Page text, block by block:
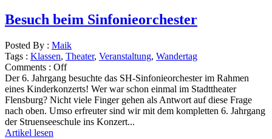
Besuch beim Sinfonieorchester
Posted By : Maik
Tags : Klassen, Theater, Veranstaltung, Wandertag
Comments : Off
Der 6. Jahrgang besuchte das SH-Sinfonieorchester im Rahmen
eines Kinderkonzerts! Wer war schon einmal im Stadttheater
Flensburg? Nicht viele Finger gehen als Antwort auf diese Frage
nach oben. Umso erfreuter sind wir mit dem kompletten 6. Jahrgang
der Struenseeschule ins Konzert...
Artikel lesen